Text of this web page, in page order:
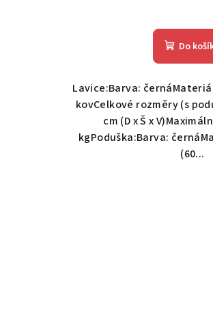
Do
Lavice:Barva:
kovCelkové rozměry (s
cm (D x Š x
kgPoduška:Barva:
(60...